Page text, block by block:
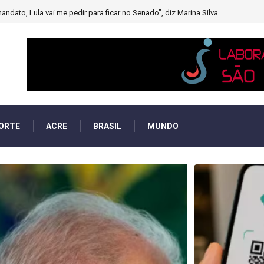
forte’ diminuindo chuvas e provocando secas de rios
ACRE BRASIL MUNDO